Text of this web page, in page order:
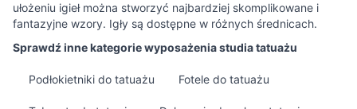
ułożeniu igieł można stworzyć najbardziej skomplikowane i
fantazyjne wzory. Igły są dostępne w różnych średnicach.
Sprawdź inne kategorie wyposażenia studia tatuażu
Podłokietniki do tatuażu Fotele do tatuażu